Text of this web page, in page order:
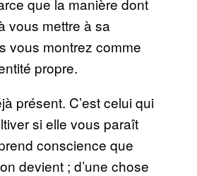
vous mettre à sa
vous montrez comme
propre.
présent. C’est celui qui
si elle vous paraît
conscience que
devient ; d’une chose